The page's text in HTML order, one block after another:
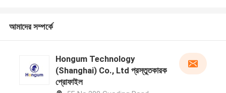
আমাদের সম্পর্কে
Hongum Technology
(Shanghai) Co., Ltd প্রস্তুতকারক
প্রোফাইল